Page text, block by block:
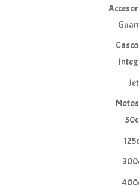
Jet
Motos